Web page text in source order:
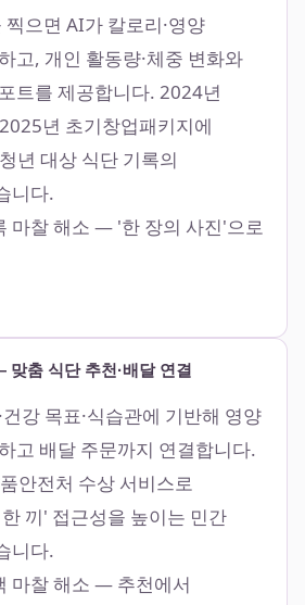
으면 AI가 칼로리·영양
고, 개인 활동량·체중 변화와
트를 제공합니다. 2024년
년 초기창업패키지에
년 대상 식단 기록의
니다.
마찰 해소 — '한 장의 사진'으로
춤 식단 추천·배달 연결
강 목표·식습관에 기반해 영양
고 배달 주문까지 연결합니다.
안전처 수상 서비스로
끼' 접근성을 높이는 민간
니다.
마찰 해소 — 추천에서